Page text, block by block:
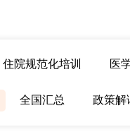
住院规范化培训 医
全国汇总 政策解